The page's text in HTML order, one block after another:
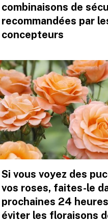
combinaisons de
recommandées par
concepteurs
Si vous voyez des
vos roses, faites-le
prochaines 24
éviter les floraisons